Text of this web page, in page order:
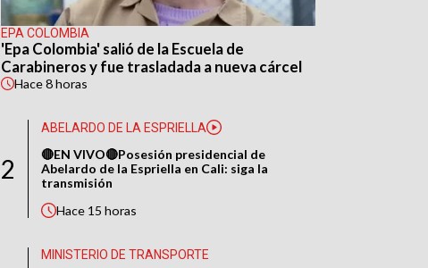
EPA COLOMBIA
'Epa Colombia' salió de la Escuela de
Carabineros y fue trasladada a nueva cárcel
Hace8 horas
2
ABELARDO DE LA ESPRIELLA
🔴EN VIVO🔴Posesión presidencial de
Abelardo de la Espriella en Cali: siga la
transmisión
Hace 15 horas
MINISTERIO DE TRANSPORTE